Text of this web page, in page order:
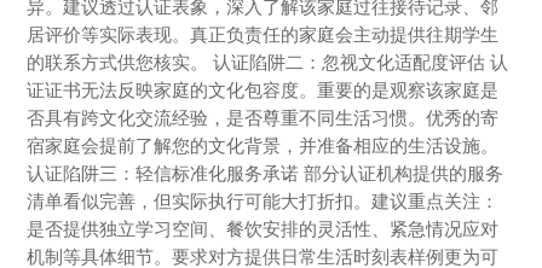
异。建议透过认证表象，深入了解该家庭过往接待记录、邻
居评价等实际表现。真正负责任的家庭会主动提供往期学生
的联系方式供您核实。 认证陷阱二：忽视文化适配度评估 认
证证书无法反映家庭的文化包容度。重要的是观察该家庭是
否具有跨文化交流经验，是否尊重不同生活习惯。优秀的寄
宿家庭会提前了解您的文化背景，并准备相应的生活设施。
认证陷阱三：轻信标准化服务承诺 部分认证机构提供的服务
清单看似完善，但实际执行可能大打折扣。建议重点关注：
是否提供独立学习空间、餐饮安排的灵活性、紧急情况应对
机制等具体细节。要求对方提供日常生活时刻表样例更为可